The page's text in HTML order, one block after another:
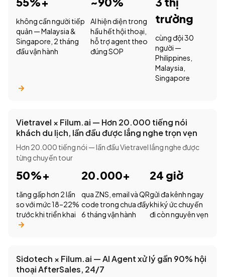
không cần người tiếp
quản — Malaysia &
Singapore, 2 tháng
đầu vận hành
AI hiện diện trong
hầu hết hội thoại,
hỗ trợ agent theo
đúng SOP
trường
cùng đội 30
người —
Philippines,
Malaysia,
Singapore
Vietravel × Filum.ai — Hơn 20.000 tiếng nói
khách du lịch, lần đầu được lắng nghe trọn vẹn
Hơn 20.000 tiếng nói — lần đầu Vietravel lắng nghe được
từng chuyến tour
50%+
tăng gấp hơn 2 lần
so với mức 18–22%
trước khi triển khai
20.000+
qua ZNS, email và QR
code trong chưa đầy
6 tháng vận hành
24 giờ
gửi đa kênh ngay
khi ký ức chuyến
đi còn nguyên vẹn
Sidotech × Filum.ai — AI Agent xử lý gần 90% hội
thoại AfterSales, 24/7